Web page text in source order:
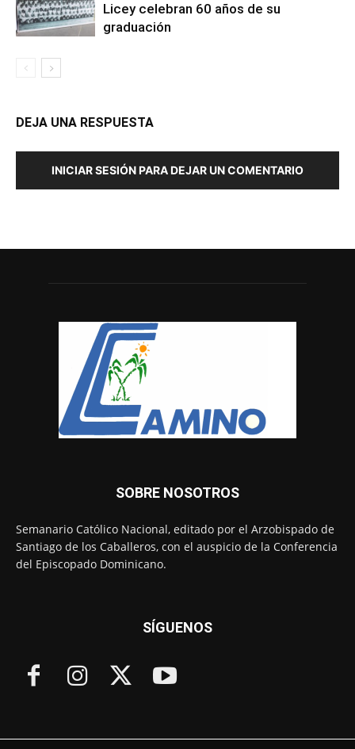
Licey celebran 60 años de su
graduación
DEJA UNA RESPUESTA
INICIAR SESIÓN PARA DEJAR UN COMENTARIO
SOBRE NOSOTROS
Semanario Católico Nacional, editado por el Arzobispado de
Santiago de los Caballeros, con el auspicio de la Conferencia
del Episcopado Dominicano.
SÍGUENOS